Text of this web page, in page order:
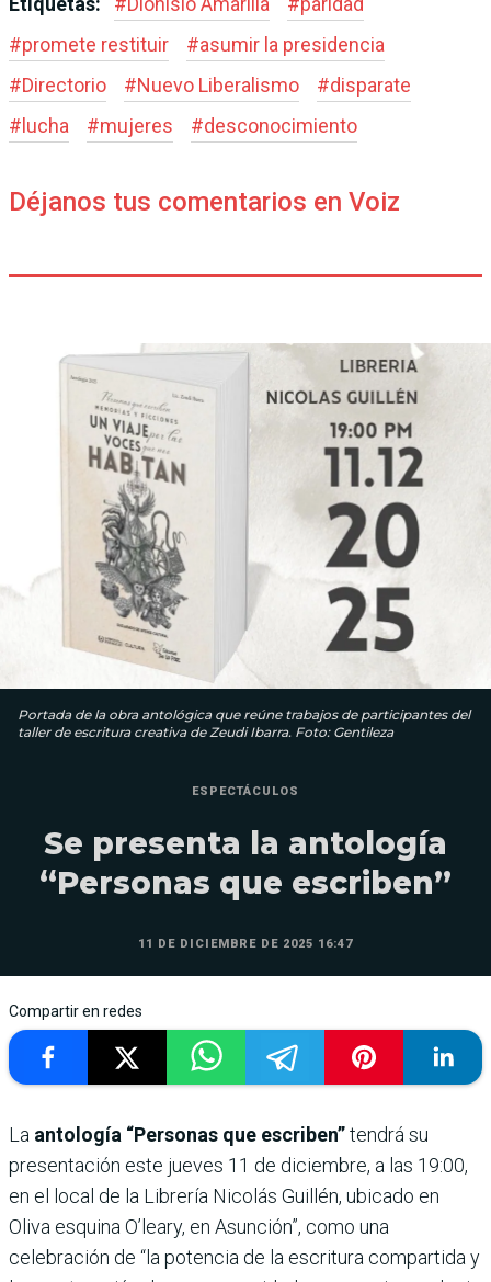
#promete restituir #asumir la presidencia
#Directorio #Nuevo Liberalismo #disparate
# lucha #mujeres #desconocimiento
Déjanos tus comentarios en Voiz
Portada de la obra antológica que reúne trabajos de participantes del
taller de escritura creativa de Zeudi Ibarra. Foto: Gentileza
ESPECTÁCULOS
Se presenta la antología
“Personas que escriben”
11 DE DICIEMBRE DE 2025 16:47
Compartir en redes
La antología “Personas que escriben”tendrá su
presentación este jueves 11 de diciembre, a las 19:00,
en el local de la Librería Nicolás Guillén, ubicado en
Oliva esquina O’leary, en Asunción”, como una
celebración de “la potencia de la escritura compartida y